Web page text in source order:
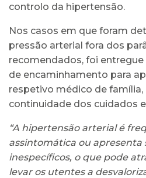
controlo da hipertensão.
Nos casos em que foram
pressão arterial fora dos
recomendados, foi
de encaminhamento para
respetivo médico de família,
continuidade dos cuidados
“A hipertensão arterial é
assintomática ou apresenta
inespecíficos, o que pode
levar os utentes a